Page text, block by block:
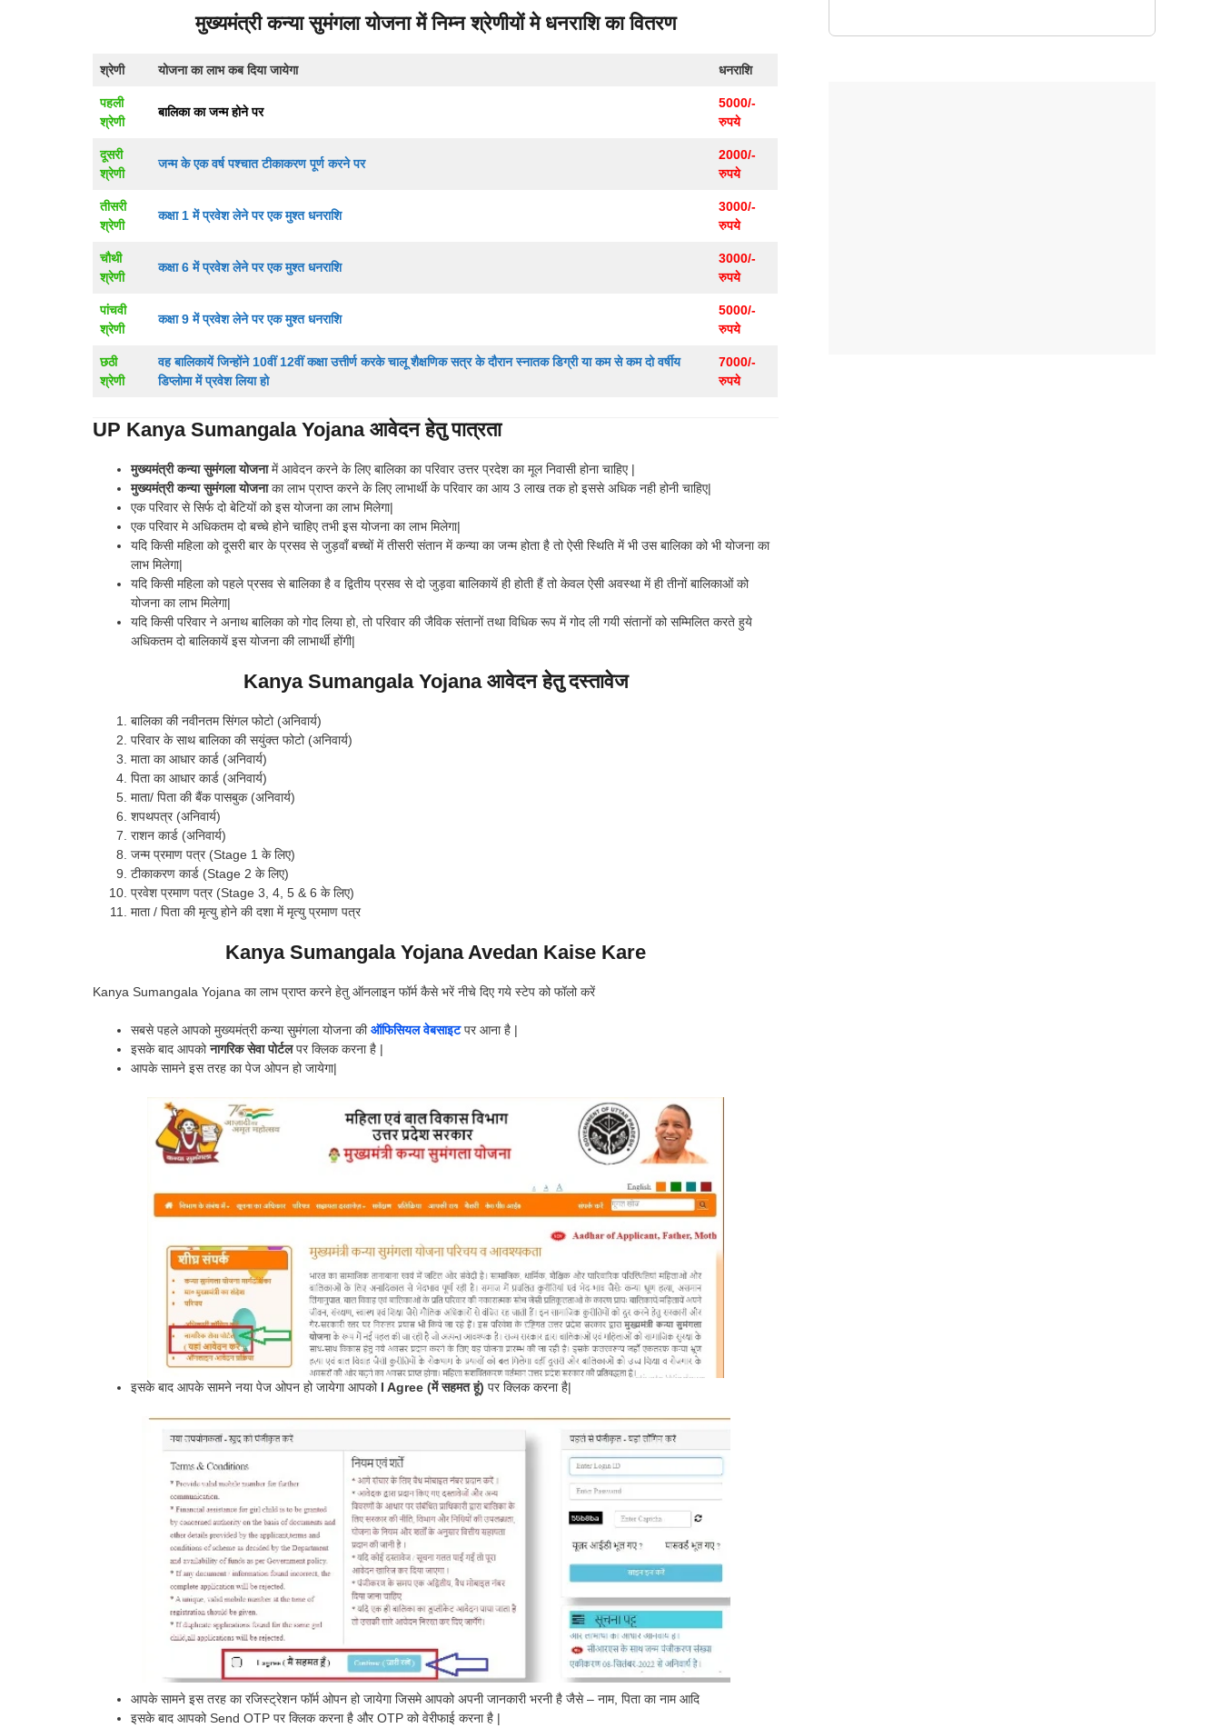
मुख्यमंत्री कन्या सुमंगला योजना में निम्न श्रेणीयों मे धनराशि का वितरण
श्रेणी योजना का लाभ कब दिया जायेगा धनराशि
पहली
श्रेणी
बालिका का जन्म होने पर
5000/-
रुपये
दूसरी
श्रेणी
जन्म के एक वर्ष पश्चात टीकाकरण पूर्ण करने पर
2000/-
रुपये
तीसरी
श्रेणी
कक्षा 1 में प्रवेश लेने पर एक मुश्त धनराशि
3000/-
रुपये
चौथी
श्रेणी
कक्षा 6 में प्रवेश लेने पर एक मुश्त धनराशि
3000/-
रुपये
पांचवी
श्रेणी
कक्षा 9 में प्रवेश लेने पर एक मुश्त धनराशि
5000/-
रुपये
छठी
श्रेणी
वह बालिकायें जिन्होंने 10वीं 12वीं कक्षा उत्तीर्ण करके चालू शैक्षणिक सत्र के दौरान स्नातक डिग्री या कम से कम दो वर्षीय
डिप्लोमा में प्रवेश लिया हो
7000/-
रुपये
UP Kanya Sumangala Yojana आवेदन हेतु पात्रता
मुख्यमंत्री कन्या सुमंगला योजनामें आवेदन करने के लिए बालिका का परिवार उत्तर प्रदेश का मूल निवासी होना चाहिए |
मुख्यमंत्री कन्या सुमंगला योजनाका लाभ प्राप्त करने के लिए लाभार्थी के परिवार का आय 3 लाख तक हो इससे अधिक नही होनी चाहिए|
एक परिवार से सिर्फ दो बेटियों को इस योजना का लाभ मिलेगा|
एक परिवार मे अधिकतम दो बच्चे होने चाहिए तभी इस योजना का लाभ मिलेगा|
यदि किसी महिला को दूसरी बार के प्रसव से जुड़वाँ बच्चों में तीसरी संतान में कन्या का जन्म होता है तो ऐसी स्थिति में भी उस बालिका को भी योजना का
लाभ मिलेगा|
यदि किसी महिला को पहले प्रसव से बालिका है व द्वितीय प्रसव से दो जुड़वा बालिकायें ही होती हैं तो केवल ऐसी अवस्था में ही तीनों बालिकाओं को
योजना का लाभ मिलेगा|
यदि किसी परिवार ने अनाथ बालिका को गोद लिया हो, तो परिवार की जैविक संतानों तथा विधिक रूप में गोद ली गयी संतानों को सम्मिलित करते हुये
अधिकतम दो बालिकायें इस योजना की लाभार्थी होंगी|
Kanya Sumangala Yojana आवेदन हेतु दस्तावेज
बालिका की नवीनतम सिंगल फोटो (अनिवार्य)
परिवार के साथ बालिका की सयुंक्त फोटो (अनिवार्य)
माता का आधार कार्ड (अनिवार्य)
पिता का आधार कार्ड (अनिवार्य)
माता/ पिता की बैंक पासबुक (अनिवार्य)
शपथपत्र (अनिवार्य)
राशन कार्ड (अनिवार्य)
जन्म प्रमाण पत्र (Stage 1 के लिए)
टीकाकरण कार्ड (Stage 2 के लिए)
प्रवेश प्रमाण पत्र (Stage 3, 4, 5 & 6 के लिए)
माता / पिता की मृत्यु होने की दशा में मृत्यु प्रमाण पत्र
Kanya Sumangala Yojana Avedan Kaise Kare
Kanya Sumangala Yojana का लाभ प्राप्त करने हेतु ऑनलाइन फॉर्म कैसे भरें नीचे दिए गये स्टेप को फॉलो करें
सबसे पहले आपको मुख्यमंत्री कन्या सुमंगला योजना कीऑफिसियल वेबसाइटपर आना है |
इसके बाद आपकोनागरिक सेवा पोर्टलपर क्लिक करना है |
आपके सामने इस तरह का पेज ओपन हो जायेगा|
इसके बाद आपके सामने नया पेज ओपन हो जायेगा आपको I Agree (में सहमत हूं) पर क्लिक करना है|
आपके सामने इस तरह का रजिस्ट्रेशन फॉर्म ओपन हो जायेगा जिसमे आपको अपनी जानकारी भरनी है जैसे – नाम, पिता का नाम आदि
इसके बाद आपको Send OTP पर क्लिक करना है और OTP को वेरीफाई करना है |